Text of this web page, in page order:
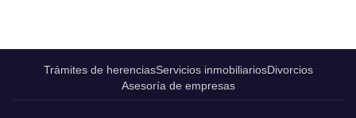
Trámites de herenciasServicios inmobiliariosDivorcios
Asesoría de empresas